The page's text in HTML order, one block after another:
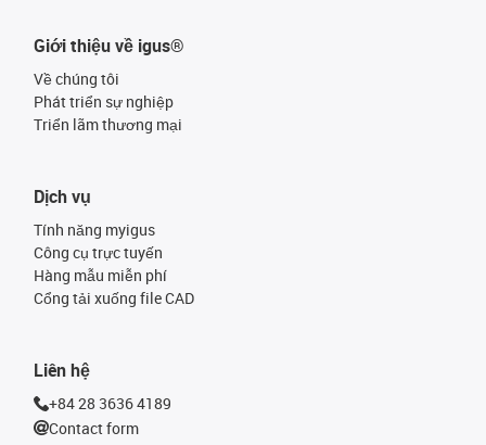
Giới thiệu về igus®
Về chúng tôi
Phát triển sự nghiệp
Triển lãm thương mại
Dịch vụ
Tính năng myigus
Công cụ trực tuyến
Hàng mẫu miễn phí
Cổng tải xuống file CAD
Liên hệ
+84 28 3636 4189
Contact form